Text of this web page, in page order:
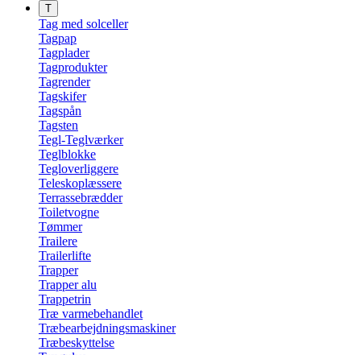
T
Tag med solceller
Tagpap
Tagplader
Tagprodukter
Tagrender
Tagskifer
Tagspån
Tagsten
Tegl-Teglværker
Teglblokke
Tegloverliggere
Teleskoplæssere
Terrassebrædder
Toiletvogne
Tømmer
Trailere
Trailerlifte
Trapper
Trapper alu
Trappetrin
Træ varmebehandlet
Træbearbejdningsmaskiner
Træbeskyttelse